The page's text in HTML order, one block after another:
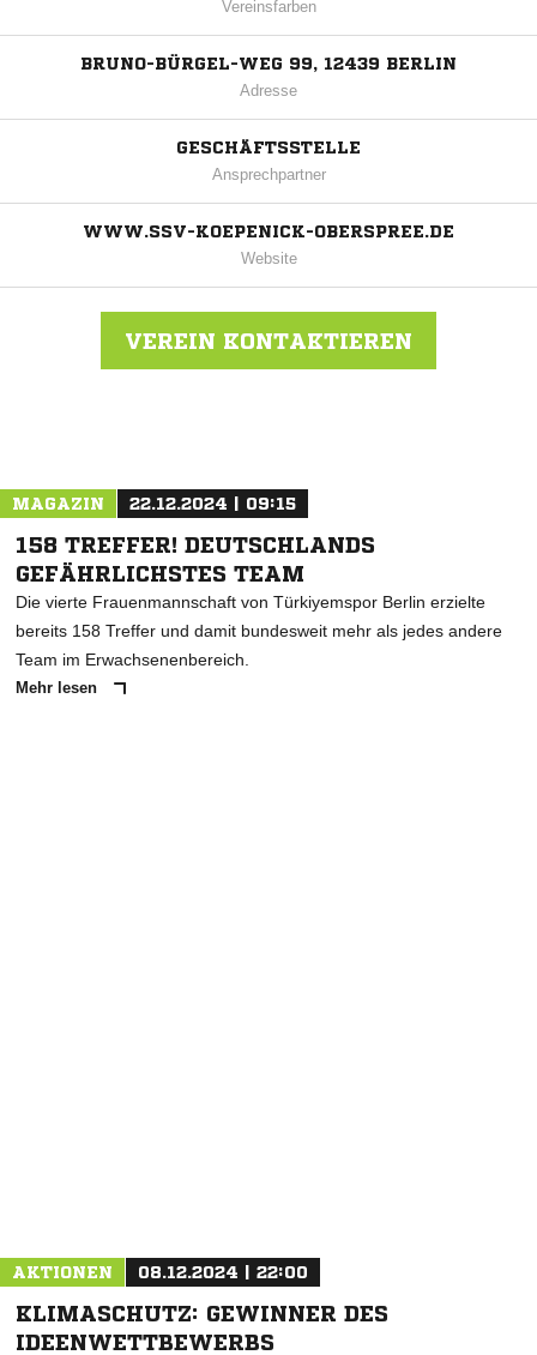
Vereinsfarben
BRUNO-BÜRGEL-WEG 99, 12439 BERLIN
Adresse
GESCHÄFTSSTELLE
Ansprechpartner
WWW.SSV-KOEPENICK-OBERSPREE.DE
Website
VEREIN KONTAKTIEREN
MAGAZIN 22.12.2024 | 09:15
158 TREFFER! DEUTSCHLANDS
GEFÄHRLICHSTES TEAM
Die vierte Frauenmannschaft von Türkiyemspor Berlin erzielte
bereits 158 Treffer und damit bundesweit mehr als jedes andere
Team im Erwachsenenbereich.
Mehr lesen
AKTIONEN 08.12.2024 | 22:00
KLIMASCHUTZ: GEWINNER DES
IDEENWETTBEWERBS